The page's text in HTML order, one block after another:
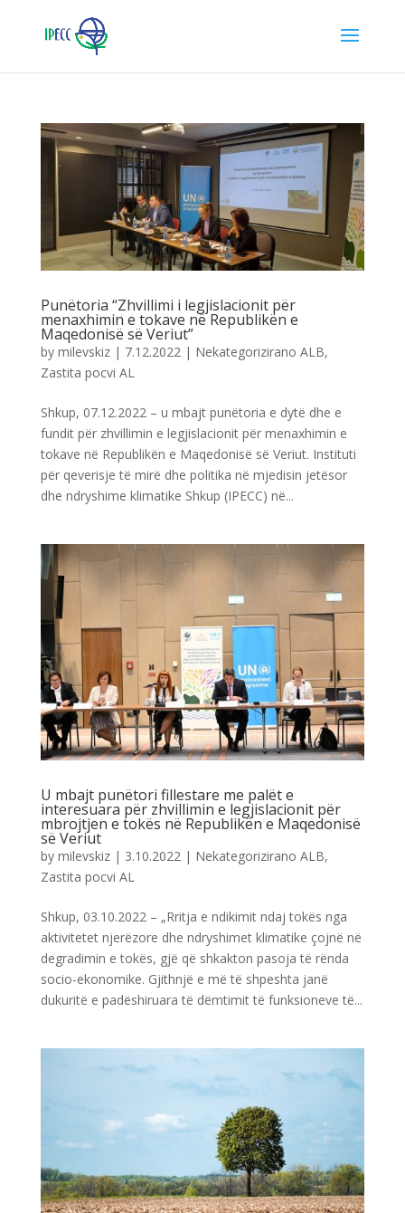
Punëtoria “Zhvillimi i legjislacionit për
menaxhimin e tokave në Republikën e
Maqedonisë së Veriut”
by milevskiz| 7.12.2022 | Nekategorizirano ALB,
Zastita pocvi AL
Shkup, 07.12.2022 – u mbajt punëtoria e dytë dhe e
fundit për zhvillimin e legjislacionit për menaxhimin e
tokave në Republikën e Maqedonisë së Veriut. Instituti
për qeverisje të mirë dhe politika në mjedisin jetësor
dhe ndryshime klimatike Shkup (IPECC) në...
U mbajt punëtori fillestare me palët e
interesuara për zhvillimin e legjislacionit për
mbrojtjen e tokës në Republikën e Maqedonisë
së Veriut
by milevskiz| 3.10.2022 | Nekategorizirano ALB,
Zastita pocvi AL
Shkup, 03.10.2022 – „Rritja e ndikimit ndaj tokës nga
aktivitetet njerëzore dhe ndryshimet klimatike çojnë në
degradimin e tokës, gjë që shkakton pasoja të rënda
socio-ekonomike. Gjithnjë e më të shpeshta janë
dukuritë e padëshiruara të dëmtimit të funksioneve të...